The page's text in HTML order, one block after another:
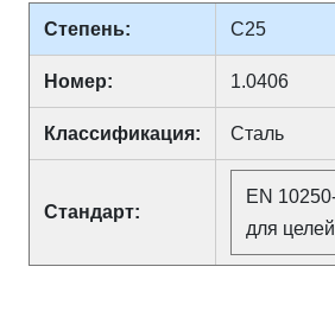
Степень: C25
Номер: 1.0406
Классификация: Сталь
Стандарт:
EN
для